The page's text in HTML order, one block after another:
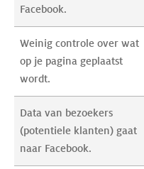
Facebook.
Weinig controle over wat
op je pagina geplaatst
wordt.
Data van bezoekers
(potentiele klanten) gaat
naar Facebook.